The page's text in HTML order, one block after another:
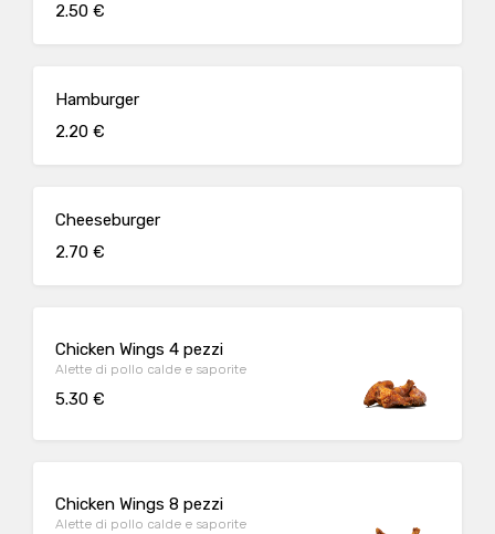
2.50 €
Hamburger
2.20 €
Cheeseburger
2.70 €
Chicken Wings 4 pezzi
Alette di pollo calde e saporite
5.30 €
Chicken Wings 8 pezzi
Alette di pollo calde e saporite